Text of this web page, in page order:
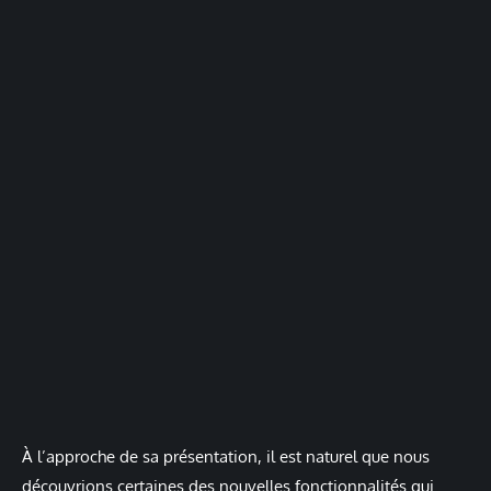
À l’approche de sa présentation, il est naturel que nous
découvrions certaines des nouvelles fonctionnalités qui